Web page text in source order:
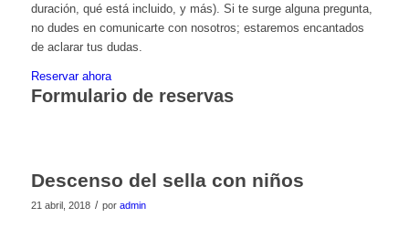
duración, qué está incluido, y más). Si te surge alguna pregunta,
no dudes en comunicarte con nosotros; estaremos encantados
de aclarar tus dudas.
Reservar ahora
Formulario de reservas
Descenso del sella con niños
21 abril, 2018 / por admin